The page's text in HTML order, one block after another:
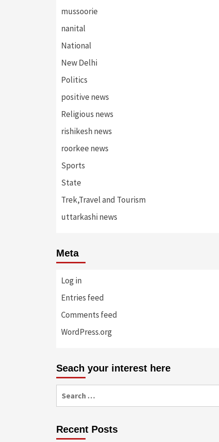
mussoorie
nanital
National
New Delhi
Politics
positive news
Religious news
rishikesh news
roorkee news
Sports
State
Trek,Travel and Tourism
uttarkashi news
Meta
Log in
Entries feed
Comments feed
WordPress.org
Seach your interest here
for:
Recent Posts